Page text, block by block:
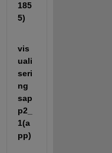
185
5)
vis
uali
seri
ng
sap
p2_
1(a
pp)